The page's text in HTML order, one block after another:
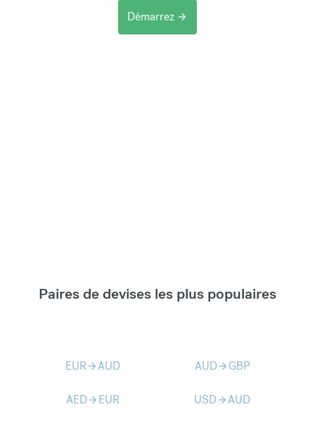
Démarrez arrow_forward
Paires de devises les plus populaires
EURarrow_forwardAUD AUDarrow_forward GBP
AEDarrow_forward EUR USDarrow_forwardAUD